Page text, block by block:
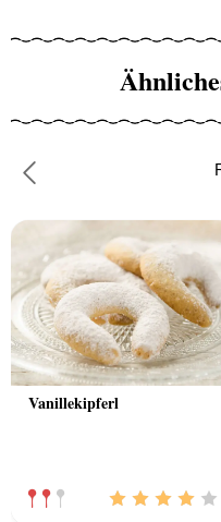
Vanillekipferl